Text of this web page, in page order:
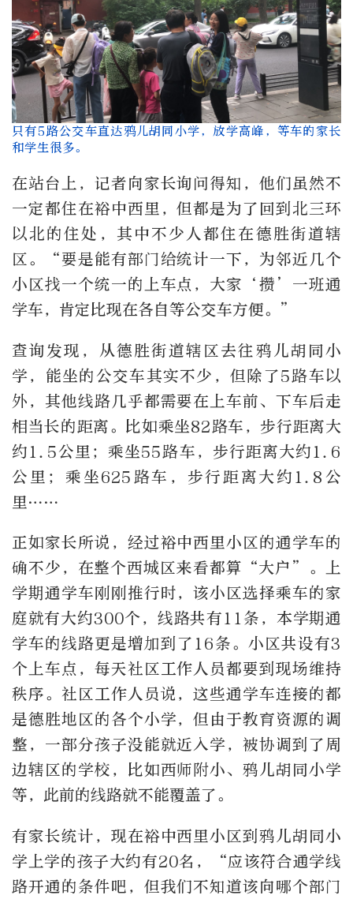
只有5路公交车直达鸦儿胡同小学，放学高峰，等车的家长
和学生很多。
在站台上，记者向家长询问得知，他们虽然不
一定都住在裕中西里，但都是为了回到北三环
以北的住处，其中不少人都住在德胜街道辖
区。
“要是能有部门给统计一下，为邻近几个
小区找一个统一的上车点，大家 ‘ 攒 ’ 一班通
学车，肯定比现在各自等公交车方便。 ”
查询发现，从德胜街道辖区去往鸦儿胡同小
学，能坐的公交车其实不少，但除了5路车以
外，其他线路几乎都需要在上车前、下车后走
相当长的距离。比如乘坐82路车，步行距离大
约 1.5公里；乘坐55路车，步行距离大约 1.6
公里；乘坐625 路车，步行距离大约 1.8 公
里……
正如家长所说，经过裕中西里小区的通学车的
确不少，在整个西城区来看都算 “大户 ”
。上
学期通学车刚刚推行时，该小区选择乘车的家
庭就有大约300个，线路共有 11 条，本学期通
学车的线路更是增加到了 16条。小区共设有3
个上车点，每天社区工作人员都要到现场维持
秩序。社区工作人员说，这些通学车连接的都
是德胜地区的各个小学，但由于教育资源的调
整，一部分孩子没能就近入学，被协调到了周
边辖区的学校，比如西师附小、鸦儿胡同小学
等，此前的线路就不能覆盖了。
有家长统计，现在裕中西里小区到鸦儿胡同小
学上学的孩子大约有20名， “应该符合通学线
路开通的条件吧，但我们不知道该向哪个部门